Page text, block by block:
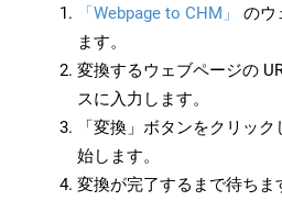
「Webpage to CHM」
のウ
ます。
変換するウェブページの
スに入力します。
「変換」ボタンをクリッ
始します。
変換が完了するまで待ちま